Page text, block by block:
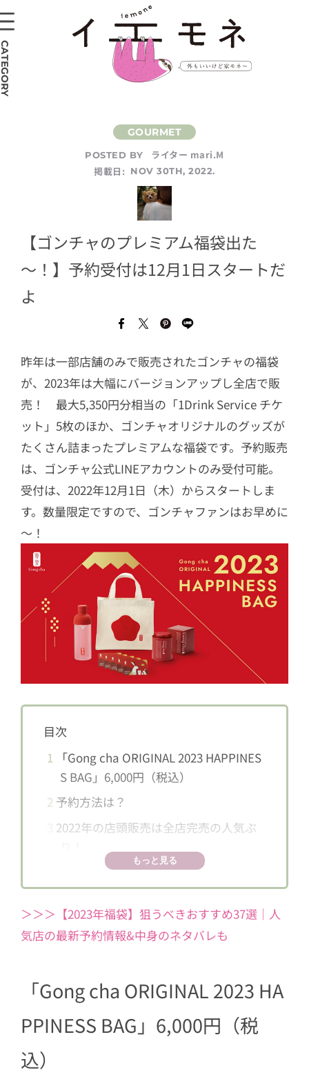
POSTED BY
ライター mari.M
掲載日:
NOV 30TH, 2022.
【ゴンチャのプレミアム福袋出た
～！】予約受付は12月1日スタートだ
よ
昨年は一部店舗のみで販売されたゴンチャの福袋
が、2023年は大幅にバージョンアップし全店で販
売！ 最大5,350円分相当の「1Drink Service チケ
ット」5枚のほか、ゴンチャオリジナルのグッズが
たくさん詰まったプレミアムな福袋です。予約販売
は、ゴンチャ公式LINEアカウントのみ受付可能。
受付は、2022年12月1日（木）からスタートしま
す。数量限定ですので、ゴンチャファンはお早めに
～！
目次
1
「Gong cha ORIGINAL 2023 HAPPINES
S BAG」6,000円（税込）
2 予約方法は？
2022年の店頭販売は全店完売の人気ぶ
もっと見る
＞＞＞【2023年福袋】狙うべきおすすめ37選｜人
気店の最新予約情報&中身のネタバレも
「Gong cha ORIGINAL 2023 HA
PPINESS BAG」6,000円（税
込）